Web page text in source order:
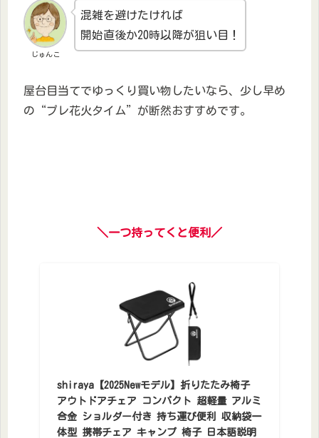
じゅんこ
混雑を避けたければ
開始直後か20時以降が狙い目！
屋台目当てでゆっくり買い物したいなら、少し早め
の“プレ花火タイム”が断然おすすめです。
＼一つ持ってくと便利／
shiraya【2025Newモデル】折りたたみ椅子
アウトドアチェア コンパクト 超軽量 アルミ
合金 ショルダー付き 持ち運び便利 収納袋一
体型 携帯チェア キャンプ 椅子 日本語説明